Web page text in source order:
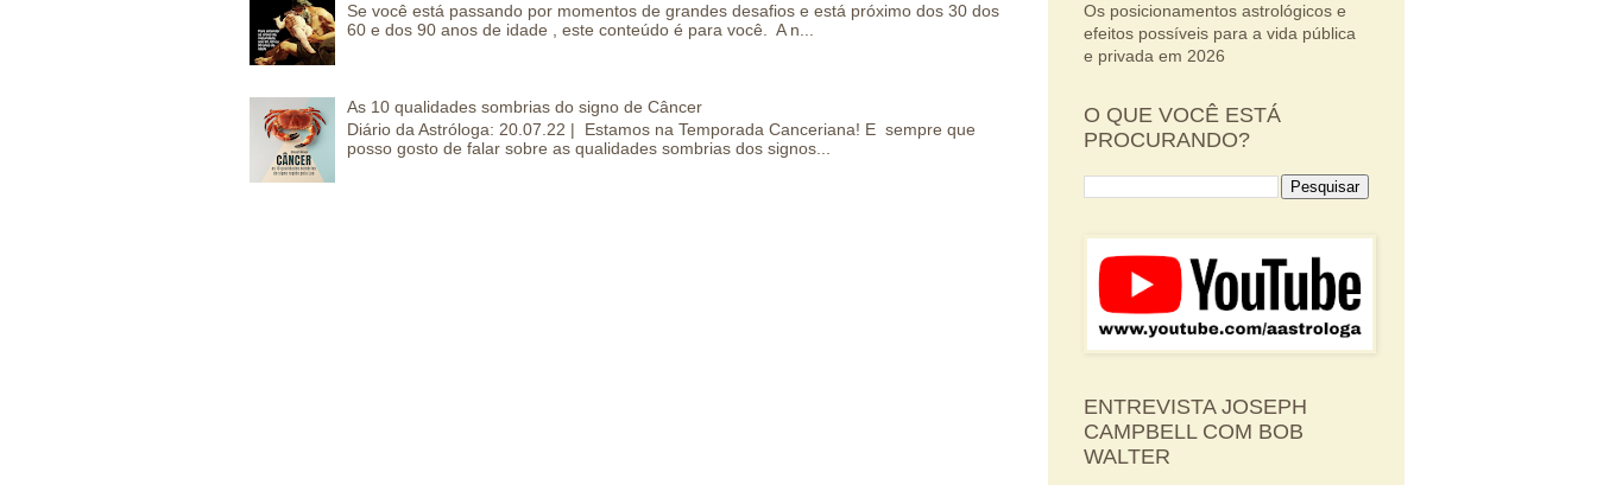
Se você está passando por momentos de grandes desafios e está próximo dos 30 dos
60 e dos 90 anos de idade , este conteúdo é para você. A n...
As 10 qualidades sombrias do signo de Câncer
Diário da Astróloga: 20.07.22 | Estamos na Temporada Canceriana! E sempre que
posso gosto de falar sobre as qualidades sombrias dos signos...
Os posicionamentos astrológicos e
efeitos possíveis para a vida pública
e privada em 2026
O QUE VOCÊ ESTÁ
PROCURANDO?
ENTREVISTA JOSEPH
CAMPBELL COM BOB
WALTER